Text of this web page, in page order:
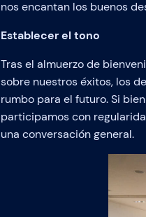
nos encantan los buenos
Establecer el tono
Tras el almuerzo de
sobre nuestros éxitos, los
rumbo para el futuro. Si
participamos con
una conversación general.